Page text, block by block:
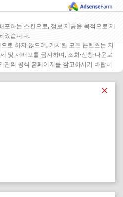
하는 스킨으로, 정보 제공을 목적으로 제
었습니다.
로 하지 않으며, 게시된 모든 콘텐츠는 저
및 재배포를 금지하며, 조회·신청·다운로
관의 공식 홈페이지를 참고하시기 바랍니
✕